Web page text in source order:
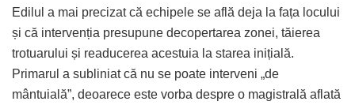
Edilul a mai precizat că echipele se află deja la fața locului
și că intervenția presupune decopertarea zonei, tăierea
trotuarului și readucerea acestuia la starea inițială.
Primarul a subliniat că nu se poate interveni „de
mântuială”, deoarece este vorba despre o magistrală aflată